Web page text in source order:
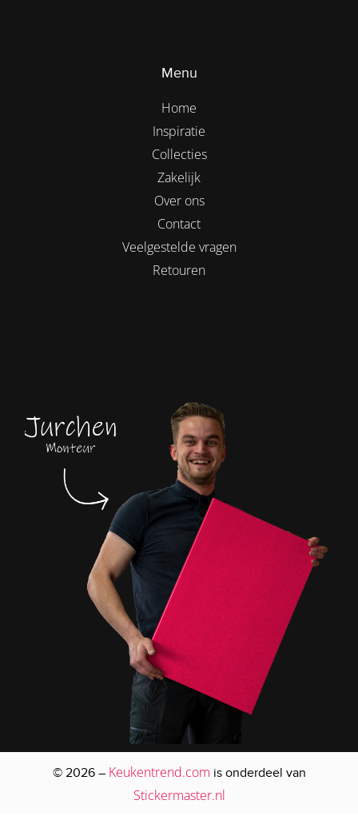
Menu
Home
Inspiratie
Collecties
Zakelijk
Over ons
Contact
Veelgestelde vragen
Retouren
© 2026 – Keukentrend.com is onderdeel van
Stickermaster.nl